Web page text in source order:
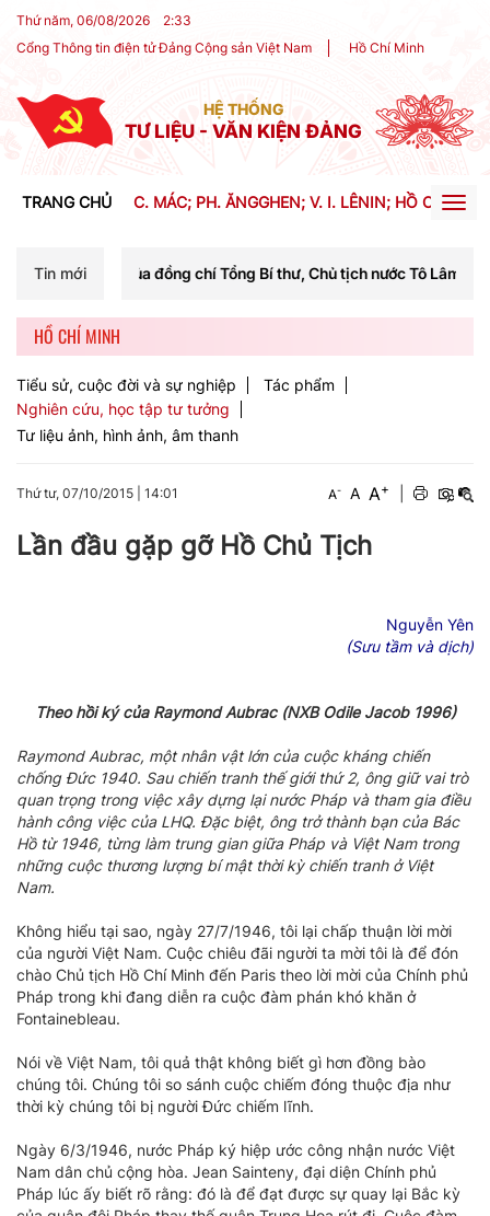
Thứ năm, 06/08/2026 2:33
Cổng Thông tin điện tử Đảng Cộng sản Việt Nam
Hồ Chí Minh
HỆ THỐNG
TƯ LIỆU - VĂN KIỆN ĐẢNG
TRANG CHỦ C. MÁC; PH. ĂNGGHEN; V. I. LÊNIN; HỒ CHÍ
Tin mới
đồng chí Tổng Bí thư, Chủ tịch nước Tô Lâm tại Phiên họp Ban
HỒ CHÍ MINH
Tiểu sử, cuộc đời và sự nghiệp
Tác phẩm
Nghiên cứu, học tập tư tưởng
Tư liệu ảnh, hình ảnh, âm thanh
Thứ tư, 07/10/2015 14:01 A- A A+
Lần đầu gặp gỡ Hồ Chủ Tịch
Nguyễn Yên
(Sưu tầm và dịch)
Theo hồi ký của Raymond Aubrac (NXB Odile Jacob 1996)
Raymond Aubrac, một nhân vật lớn của cuộc kháng chiến
chống Đức 1940. Sau chiến tranh thế giới thứ 2, ông giữ vai trò
quan trọng trong việc xây dựng lại nước Pháp và tham gia điều
hành công việc của LHQ. Đặc biệt, ông trở thành bạn của Bác
Hồ từ 1946, từng làm trung gian giữa Pháp và Việt Nam trong
những cuộc thương lượng bí mật thời kỳ chiến tranh ở Việt
Nam.
Không hiểu tại sao, ngày 27/7/1946, tôi lại chấp thuận lời mời
của người Việt Nam. Cuộc chiêu đãi người ta mời tôi là để đón
chào Chủ tịch Hồ Chí Minh đến Paris theo lời mời của Chính phủ
Pháp trong khi đang diễn ra cuộc đàm phán khó khăn ở
Fontainebleau.
Nói về Việt Nam, tôi quả thật không biết gì hơn đồng bào
chúng tôi. Chúng tôi so sánh cuộc chiếm đóng thuộc địa như
thời kỳ chúng tôi bị người Đức chiếm lĩnh.
Ngày 6/3/1946, nước Pháp ký hiệp ước công nhận nước Việt
Nam dân chủ cộng hòa. Jean Sainteny, đại diện Chính phủ
Pháp lúc ấy biết rõ rằng: đó là để đạt được sự quay lại Bắc kỳ